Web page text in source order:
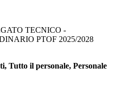
TECNICO -
PTOF 2025/2028
Tutto il personale, Personale